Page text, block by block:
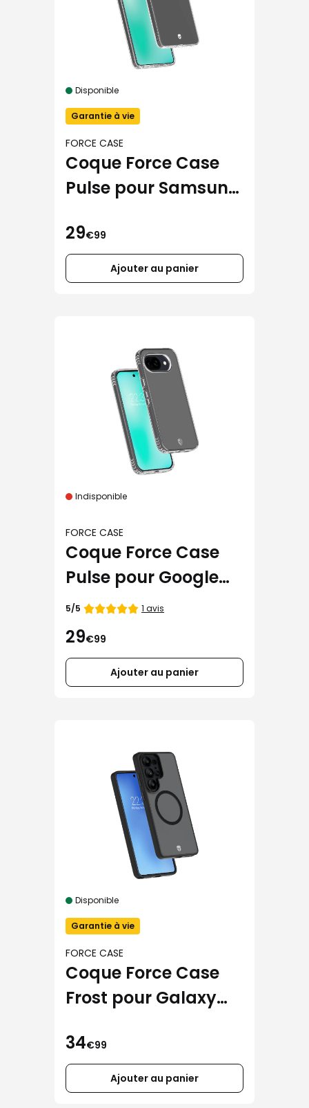
Disponible
Garantie à vie
FORCE CASE
Coque Force Case
Pulse pour Samsung
29€99
Ajouter au panier
Indisponible
FORCE CASE
Coque Force Case
Pulse pour Google
Pixel 10A
Note
5/5 1 avis
29€99
Ajouter au panier
Disponible
Garantie à vie
FORCE CASE
Coque Force Case
Frost pour Galaxy
34€99
Ajouter au panier